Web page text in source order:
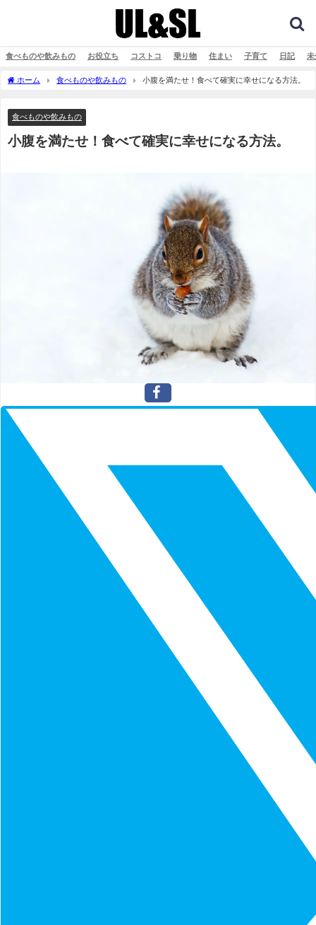
食べものや飲みもの お役立ち コストコ 乗り物 住まい 子育て 日記 未
ホーム 食べものや飲みもの 小腹を満たせ！食べて確実に幸せになる方法。
食べものや飲みもの
小腹を満たせ！食べて確実に幸せになる方法。